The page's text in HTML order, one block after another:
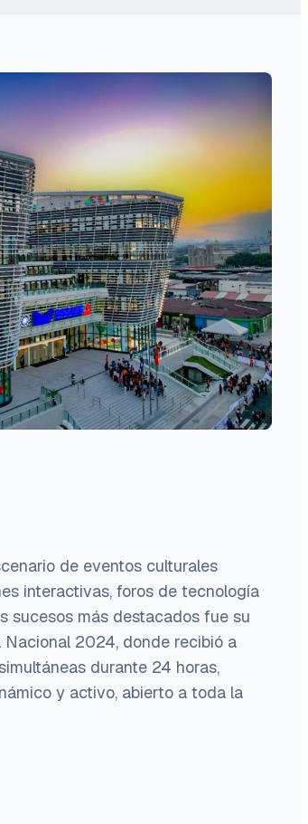
de eventos culturales
interactivas, foros de tecnología
sucesos más destacados fue su
2024, donde recibió a
durante 24 horas,
y activo, abierto a toda la